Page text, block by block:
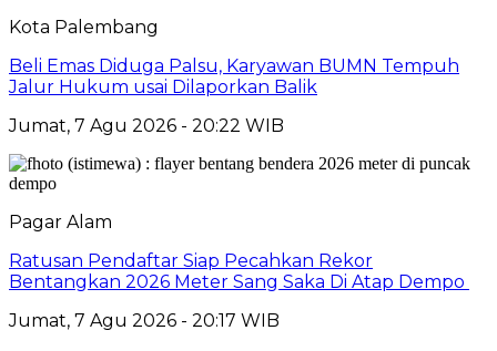
Kota Palembang
Beli Emas Diduga Palsu, Karyawan BUMN Tempuh
Jalur Hukum usai Dilaporkan Balik
Jumat, 7 Agu 2026 - 20:22 WIB
Pagar Alam
Ratusan Pendaftar Siap Pecahkan Rekor
Bentangkan 2026 Meter Sang Saka Di Atap Dempo
Jumat, 7 Agu 2026 - 20:17 WIB